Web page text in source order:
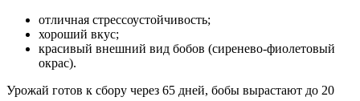
отличная стрессоустойчивость;
хороший вкус;
красивый внешний вид бобов (сиренево-фиолетовый
окрас).
Урожай готов к сбору через 65 дней, бобы вырастают до 20